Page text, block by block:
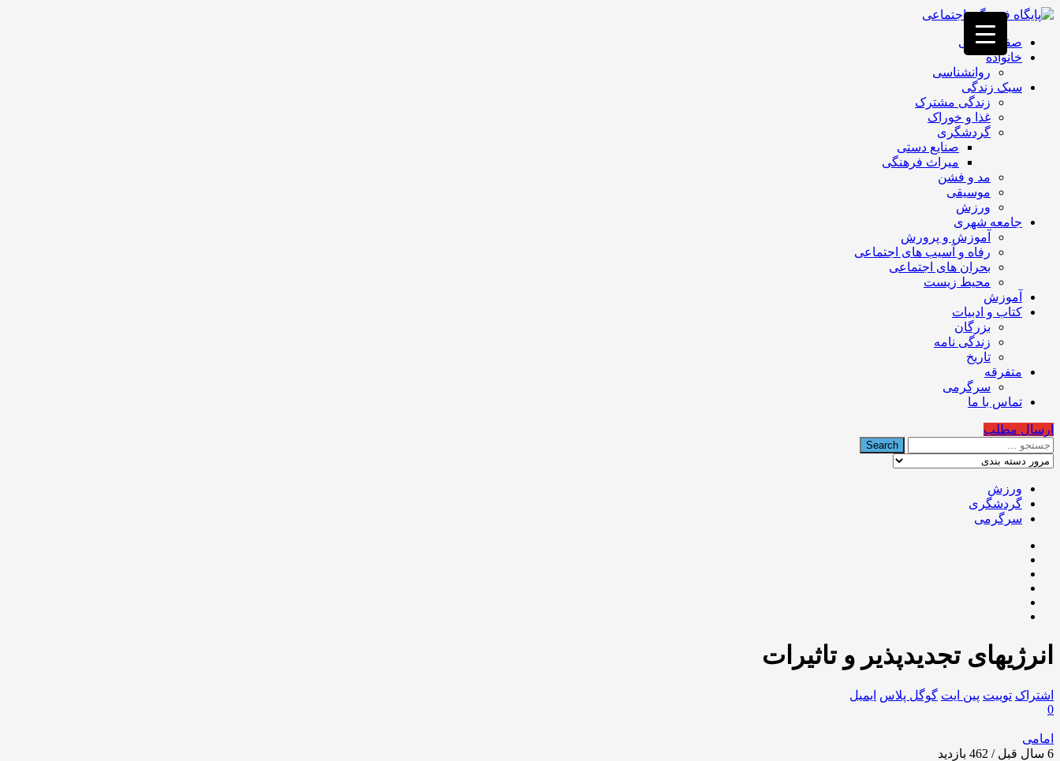
فصد
غرب
تهران
خشکشویی
تصفیه
تهران
صفحه اصلی
خانواده
روانشناسی
سبک زندگی
زندگی مشترک
غذا و خوراک
گردشگری
صنایع دستی
میراث فرهنگی
مد و فشن
موسیقی
ورزش
جامعه شهری
آموزش و پرورش
رفاه و آسیب های اجتماعی
بحران های اجتماعی
محیط زیست
آموزش
کتاب و ادبیات
بزرگان
زندگی نامه
تاریخ
متفرقه
سرگرمی
تماس با ما
ارسال مطلب
ورزش
گردشگری
سرگرمی
انرژیهای تجدیدپذیر و تاثیرات
اشتراک توییت پین ایت گوگل‌ پلاس ایمیل
0
امامی
6 سال قبل / 462
بازدید